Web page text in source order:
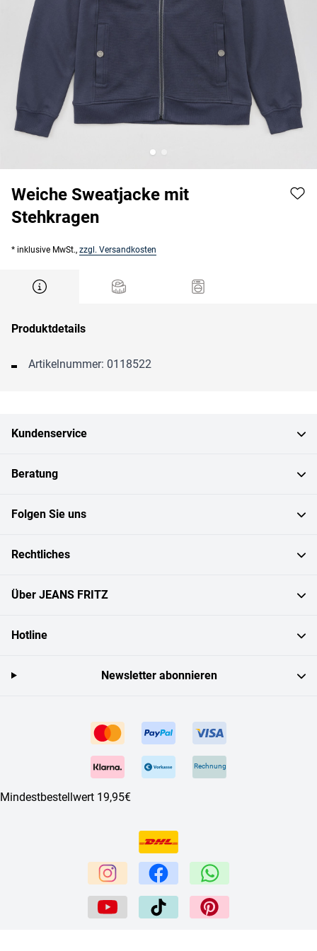
Weiche Sweatjacke mit
Stehkragen
* inklusive MwSt., zzgl. Versandkosten
Produktdetails
Artikelnummer: 0118522
Kundenservice
Beratung
Folgen Sie uns
Rechtliches
Über JEANS FRITZ
Hotline
Rechnung
Mindestbestellwert 19,95€
Newsletter abonnieren